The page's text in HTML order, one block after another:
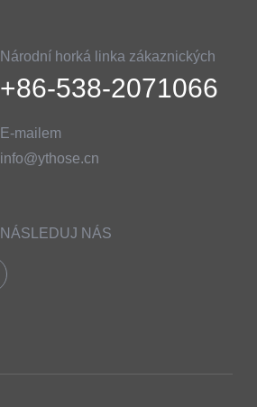
Národní horká linka zákaznických
služeb
+86-538-2071066
E-mailem
info@ythose.cn
NÁSLEDUJ NÁS